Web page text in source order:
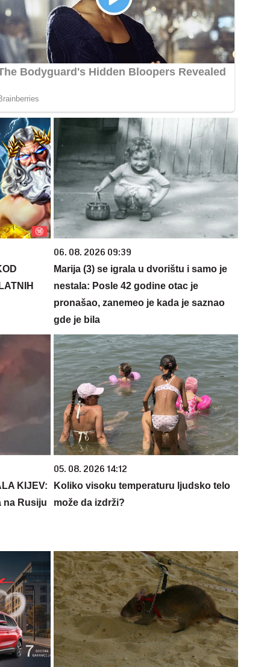
06. 08. 2026 09:39
Marija (3) se igrala u dvorištu i samo je
nestala: Posle 42 godine otac je
pronašao, zanemeo je kada je saznao
gde je bila
KIJEV:
na Rusiju
05. 08. 2026 14:12
Koliko visoku temperaturu ljudsko telo
može da izdrži?